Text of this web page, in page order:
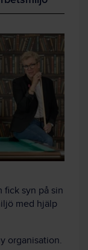
fick syn på sin
med hjälp
organisation.